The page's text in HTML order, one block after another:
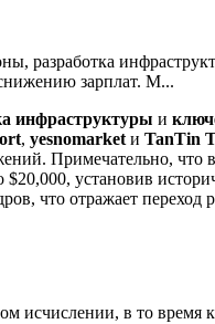
разработка
зарплат. M...
инфраструктуры и
, yesnomarketи TanTin
Примечательно, что в
$20,000, установив
что отражает
исчислении, в то время